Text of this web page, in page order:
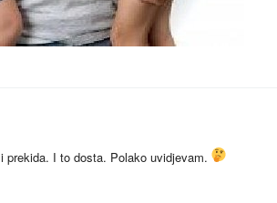
prekida. I to dosta. Polako uvidjevam.